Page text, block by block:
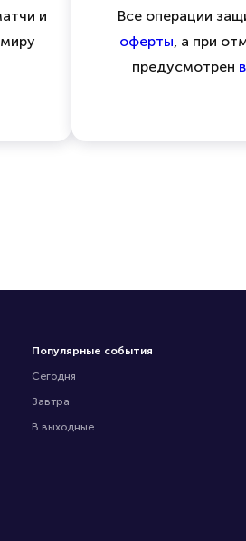
и
Все операции
оферты , а при
предусмотрен
Популярные события
Сегодня
Завтра
В выходные